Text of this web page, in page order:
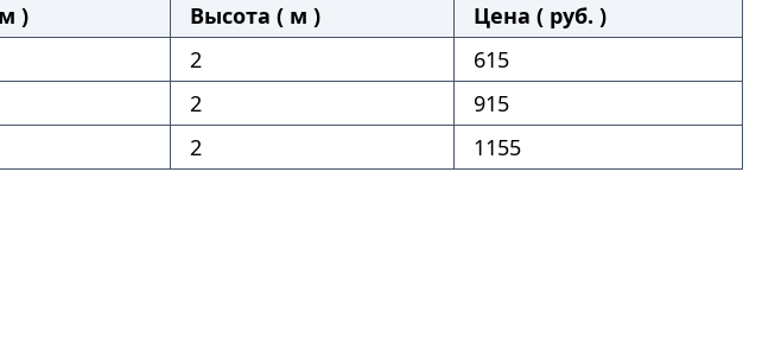
) Высота ( м )
Цена ( руб. )
2
615
2
915
2 1155